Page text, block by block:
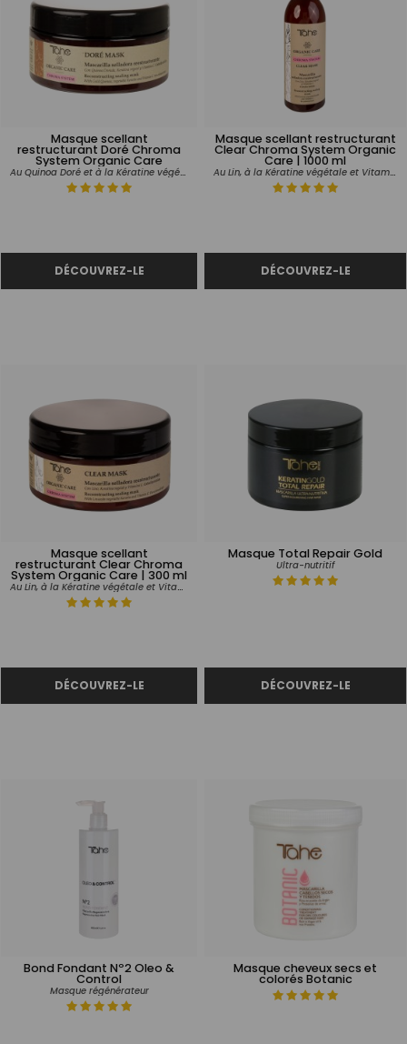
Masque scellant
restructurant Doré Chroma
System Organic Care
Au Quinoa Doré et à la Kératine végétale
Masque scellant restructurant
Clear Chroma System Organic
Care | 1000 ml
Au Lin, à la Kératine végétale et Vitamine C
Masque scellant
restructurant Clear Chroma
System Organic Care | 300 ml
Au Lin, à la Kératine végétale et Vitamine C
Masque Total Repair Gold
Ultra-nutritif
Bond Fondant Nº2 Oleo &
Control
Masque régénérateur
Masque cheveux secs et
colorés Botanic